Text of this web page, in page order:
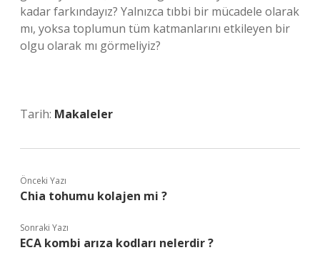
kadar farkındayız? Yalnızca tıbbi bir mücadele olarak
mı, yoksa toplumun tüm katmanlarını etkileyen bir
olgu olarak mı görmeliyiz?
Tarih: Makaleler
Önceki Yazı
Chia tohumu kolajen mi ?
Sonraki Yazı
ECA kombi arıza kodları nelerdir ?